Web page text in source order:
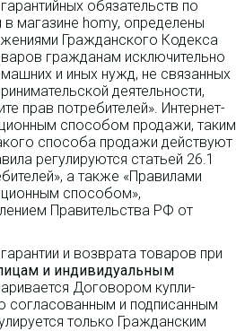
обязательств по
магазине homy, определены
Гражданского Кодекса
гражданам исключительно
и иных нужд, не связанных
деятельности,
прав потребителей». Интернет-
способом продажи, таким
способа продажи действуют
регулируются статьей 26.1
а также «Правилами
способом»,
Правительства РФ от
и возврата товаров при
и индивидуальным
Договором купли-
согласованным и подписанным
только Гражданским